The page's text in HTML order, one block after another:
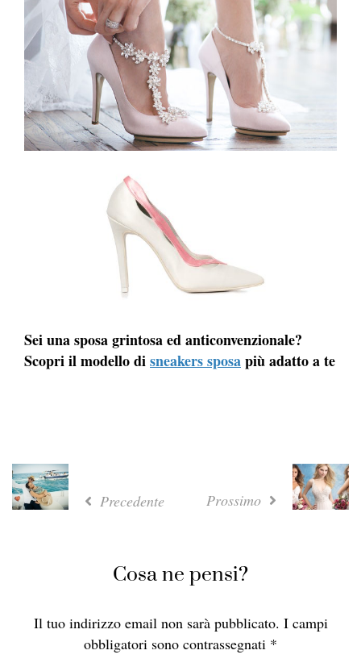
Sei una sposa grintosa ed anticonvenzionale?
Scopri il modello disneakers sposapiù adatto a te
Precedente Prossimo
Cosa ne pensi?
Il tuo indirizzo email non sarà pubblicato. I campi
obbligatori sono contrassegnati *